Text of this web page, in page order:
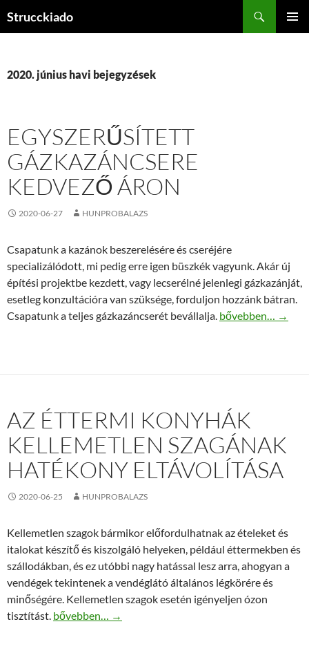
Strucckiado
2020. június havi bejegyzések
EGYSZERŰSÍTETT
GÁZKAZÁNCSERE
KEDVEZŐ ÁRON
2020-06-27 HUNPROBALAZS
Csapatunk a kazánok beszerelésére és cseréjére
specializálódott, mi pedig erre igen büszkék vagyunk. Akár új
építési projektbe kezdett, vagy lecserélné jelenlegi gázkazánját,
esetleg konzultációra van szüksége, forduljon hozzánk bátran.
Csapatunk a teljes gázkazáncserét bevállalja. Egyszerűsített
bővebben… →
AZ ÉTTERMI KONYHÁK
KELLEMETLEN SZAGÁNAK
HATÉKONY ELTÁVOLÍTÁSA
2020-06-25 HUNPROBALAZS
Kellemetlen szagok bármikor előfordulhatnak az ételeket és
italokat készítő és kiszolgáló helyeken, például éttermekben és
szállodákban, és ez utóbbi nagy hatással lesz arra, ahogyan a
vendégek tekintenek a vendéglátó általános légkörére és
minőségére. Kellemetlen szagok esetén igényeljen ózon
tisztítást. Az éttermi konyhák kellemetlen szagának hatékony
bővebben… →